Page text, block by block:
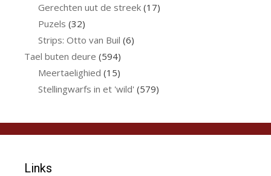
Gerechten uut de streek(17)
Puzels (32)
Strips: Otto van Buil (6)
Tael buten deure (594)
Meertaelighied (15)
Stellingwarfs in et 'wild' (579)
Links